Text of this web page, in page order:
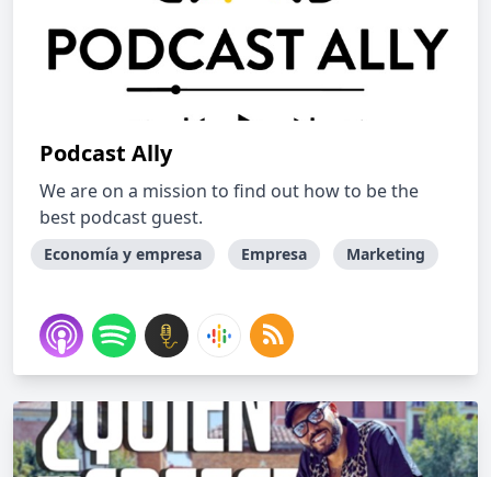
Podcast Ally
We are on a mission to find out how to be the
best podcast guest.
Economía y empresa Empresa Marketing